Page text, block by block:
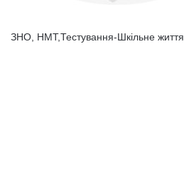
ЗНО, НМТ,Тестування-Шкільне життя